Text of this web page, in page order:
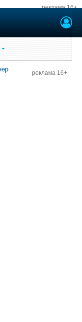
реклама 16+
реклама 16+